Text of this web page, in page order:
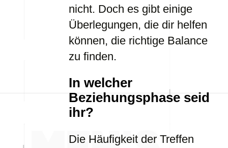
nicht. Doch es gibt einige
Überlegungen, die dir helfen
können, die richtige Balance
zu finden.
In welcher
Beziehungsphase seid
ihr?
Die Häufigkeit der Treffen